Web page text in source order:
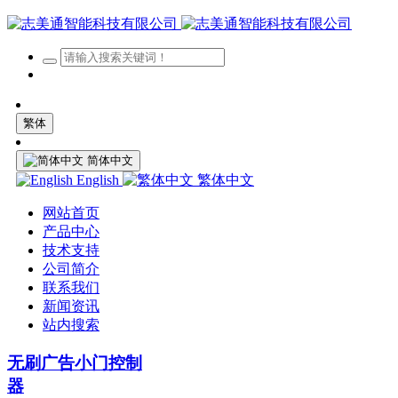
繁体
简体中文
English 繁体中文
网站首页
产品中心
技术支持
公司简介
联系我们
新闻资讯
站内搜索
无刷广告小门控制
器